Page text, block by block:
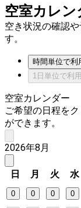
空室カレン
空き状況の確認
す。
時間単位で利
1日単位で利用
空室カレンダー
ご希望の日程を
ができます。
2026年8月
日 月 火 水
0 0 0 0